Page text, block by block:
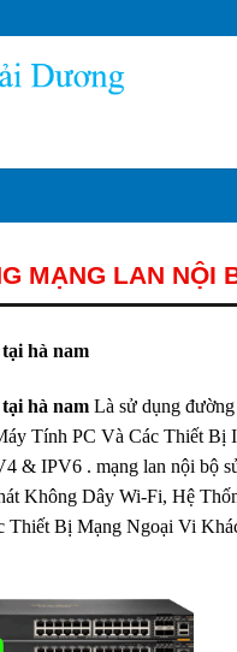
MẠNG LAN NỘI
hà nam
hà nam Là sử dụng
Tính PC Và Các Thiết
& IPV6 . mạng lan nội bộ
Không Dây Wi-Fi, Hệ
Thiết Bị Mạng Ngoại Vi